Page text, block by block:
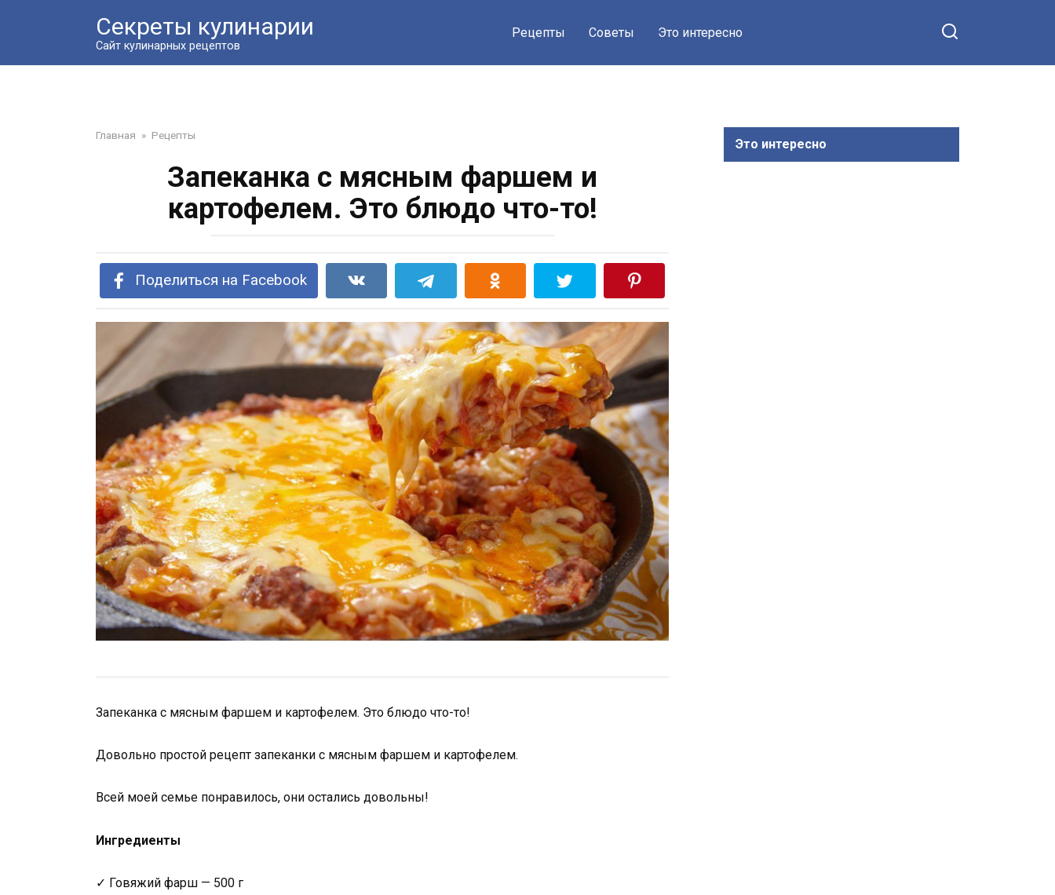
Секреты кулинарии
Сайт кулинарных рецептов
Рецепты Советы Это интересно
Главная » Рецепты
Запеканка с мясным фаршем и
картофелем. Это блюдо что-то!
Поделиться на Facebook
Запеканка с мясным фаршем и картофелем. Это блюдо что-то!
Довольно простой рецепт запеканки с мясным фаршем и картофелем.
Всей моей семье понравилось, они остались довольны!
Ингредиенты
✓ Говяжий фарш — 500 г
Это интересно